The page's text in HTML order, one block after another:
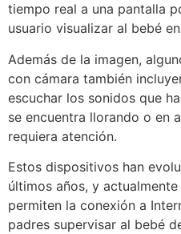
tiempo real a una pantalla
usuario visualizar al bebé
Además de la imagen,
con cámara también
escuchar los sonidos que
se encuentra llorando o en
requiera atención.
Estos dispositivos han
últimos años, y
permiten la conexión a
padres supervisar al bebé